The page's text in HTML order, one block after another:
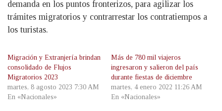
demanda en los puntos fronterizos, para agilizar los
trámites migratorios y contrarrestar los contratiempos a
los turistas.
Migración y Extranjería brindan
consolidado de Flujos
Migratorios 2023
martes, 8 agosto 2023 7:30 AM
En «Nacionales»
Más de 780 mil viajeros
ingresaron y salieron del país
durante fiestas de diciembre
martes, 4 enero 2022 11:26 AM
En «Nacionales»